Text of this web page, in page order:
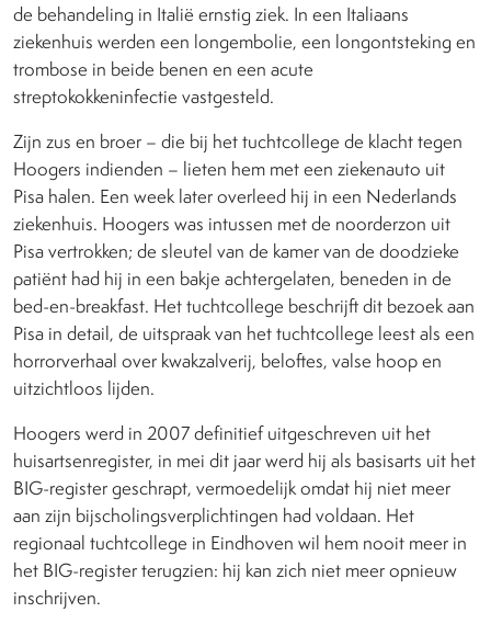
de behandeling in Italië ernstig ziek. In een Italiaans
ziekenhuis werden een longembolie, een longontsteking en
trombose in beide benen en een acute
streptokokkeninfectie vastgesteld.
Zijn zus en broer – die bij het tuchtcollege de klacht tegen
Hoogers indienden – lieten hem met een ziekenauto uit
Pisa halen. Een week later overleed hij in een Nederlands
ziekenhuis. Hoogers was intussen met de noorderzon uit
Pisa vertrokken; de sleutel van de kamer van de doodzieke
patiënt had hij in een bakje achtergelaten, beneden in de
bed-en-breakfast. Het tuchtcollege beschrijft dit bezoek aan
Pisa in detail, de uitspraak van het tuchtcollege leest als een
horrorverhaal over kwakzalverij, beloftes, valse hoop en
uitzichtloos lijden.
Hoogers werd in 2007 definitief uitgeschreven uit het
huisartsenregister, in mei dit jaar werd hij als basisarts uit het
BIG-register geschrapt, vermoedelijk omdat hij niet meer
aan zijn bijscholingsverplichtingen had voldaan. Het
regionaal tuchtcollege in Eindhoven wil hem nooit meer in
het BIG-register terugzien: hij kan zich niet meer opnieuw
inschrijven.